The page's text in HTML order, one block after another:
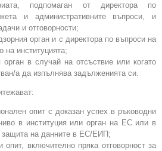
подпомаган от директора по
и административните въпроси, и
и отговорности;
орган и с директора по въпроси на
на институцията;
орган в случай на отсъствие или когато
а да изпълнява задълженията си.
опит с доказан успех в ръководни
в институция или орган на ЕС или в
защита на данните в ЕС/ЕИП;
опит, включително пряка отговорност за